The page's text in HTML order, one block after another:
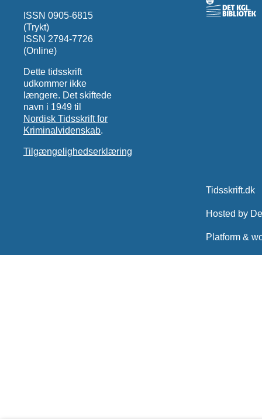
ISSN 0905-6815
(Trykt)
ISSN 2794-7726
(Online)
Dette tidsskrift
udkommer ikke
længere. Det skiftede
navn i 1949 til
Nordisk Tidsskrift for
Kriminalvidenskab.
Tilgængelighedserklæring